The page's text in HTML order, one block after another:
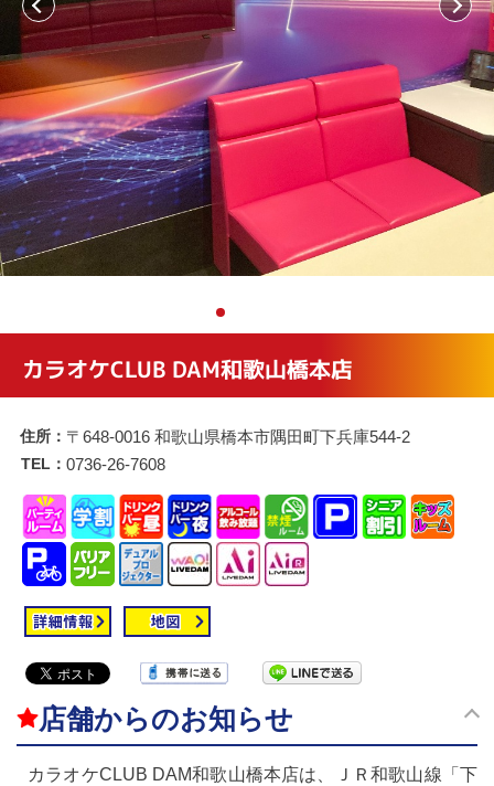
カラオケCLUB DAM和歌山橋本店
住所： 〒648-0016 和歌山県橋本市隅田町下兵庫544-2
TEL： 0736-26-7608
店舗からのお知らせ
カラオケCLUB DAM和歌山橋本店は、ＪＲ和歌山線「下